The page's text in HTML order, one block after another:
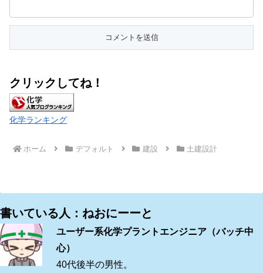
クリックしてね！
化学ランキング
ホーム デフォルト 建設 土建設計
書いている人：ねおにーーと
ユーザー系化学プラントエンジニア（バッチ中
心）
40代後半の男性。